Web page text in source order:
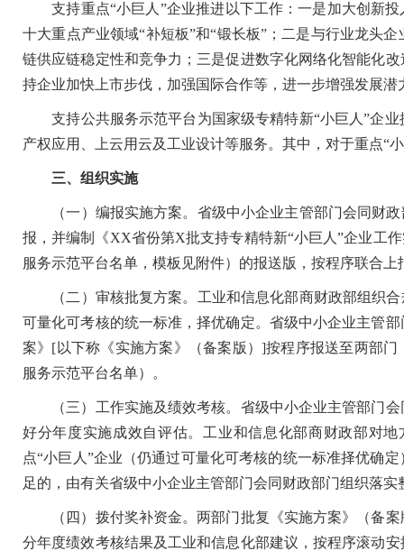
支持重点“小巨人”企业推进以下工作：一是加大创新投
十大重点产业领域“补短板”和“锻长板”；二是与行业龙头
链供应链稳定性和竞争力；三是促进数字化网络化智能化
持企业加快上市步伐，加强国际合作等，进一步增强发展潜
支持公共服务示范平台为国家级专精特新“小巨人”企业
产权应用、上云用云及工业设计等服务。其中，对于重点“
三、组织实施
（一）编报实施方案。省级中小企业主管部门会同财政
报，并编制《XX省份第X批支持专精特新“小巨人”企业工
服务示范平台名单，模板见附件）的报送版，按程序联合上
（二）审核批复方案。工业和信息化部商财政部组织合
可量化可考核的统一标准，择优确定。省级中小企业主管
案》[以下称《实施方案》（备案版）]按程序报送至两部
服务示范平台名单）。
（三）工作实施及绩效考核。省级中小企业主管部门会
好分年度实施成效自评估。工业和信息化部商财政部对
点“小巨人”企业（仍通过可量化可考核的统一标准择优确
足的，由有关省级中小企业主管部门会同财政部门组织落实
（四）拨付奖补资金。两部门批复《实施方案》（备案
分年度绩效考核结果及工业和信息化部建议，按程序滚动